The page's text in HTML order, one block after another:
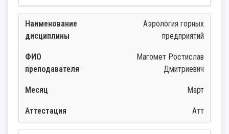
Аэрология горных
предприятий
Магомет Ростислав
Дмитриевич
Март
Атт